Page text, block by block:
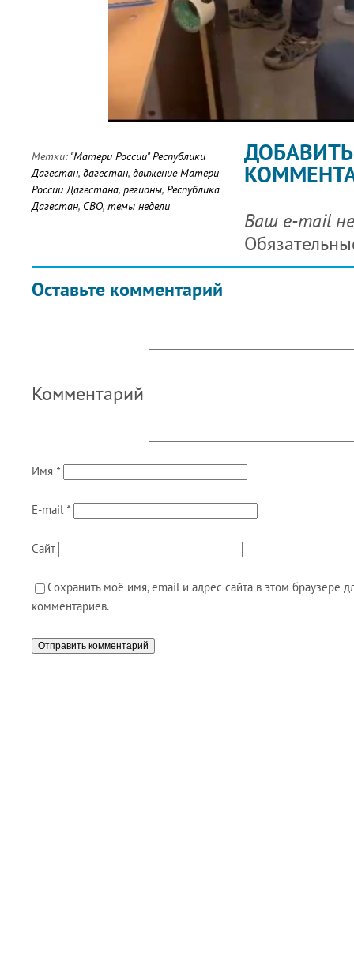
Метки: "Матери России" Республики
Дагестан, дагестан, движение Матери
России Дагестана, регионы, Республика
Дагестан, СВО, темы недели
Оставьте комментарий
ДОБАВИТЬ
Ваш e-mail
Комментарий
Имя *
E-mail *
Сайт
Сохранить моё имя, email и адрес сайта в этом браузере
комментариев.